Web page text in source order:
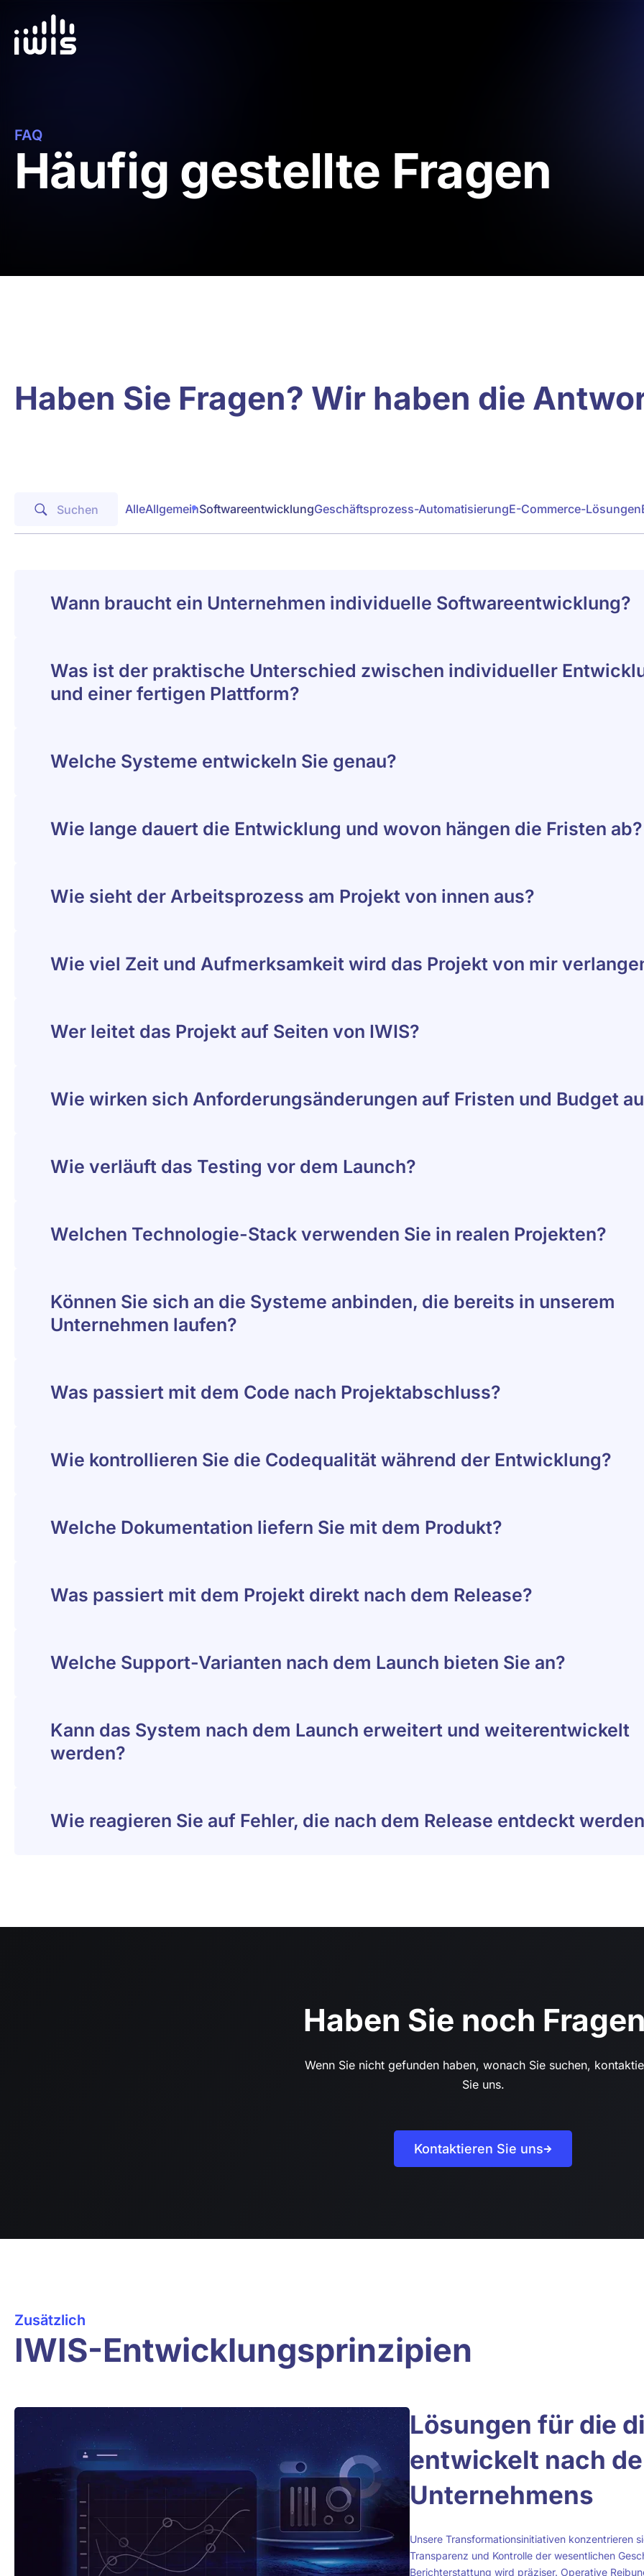
FAQ
Häufig gestellte Fragen
Haben Sie Fragen? Wir haben die
AlleAllgemeinSoftwareentwicklungGeschäftsprozess-AutomatisierungE-Commerce-Lösungen
Wann braucht ein Unternehmen individuelle Softwareentwicklung?
Was ist der praktische Unterschied zwischen individueller
und einer fertigen Plattform?
Welche Systeme entwickeln Sie genau?
Wie lange dauert die Entwicklung und wovon hängen die Fristen ab?
Wie sieht der Arbeitsprozess am Projekt von innen aus?
Wie viel Zeit und Aufmerksamkeit wird das Projekt von mir
Wer leitet das Projekt auf Seiten von IWIS?
Wie wirken sich Anforderungsänderungen auf Fristen und Budget
Wie verläuft das Testing vor dem Launch?
Welchen Technologie-Stack verwenden Sie in realen Projekten?
Können Sie sich an die Systeme anbinden, die bereits in unserem
Unternehmen laufen?
Was passiert mit dem Code nach Projektabschluss?
Wie kontrollieren Sie die Codequalität während der Entwicklung?
Welche Dokumentation liefern Sie mit dem Produkt?
Was passiert mit dem Projekt direkt nach dem Release?
Welche Support-Varianten nach dem Launch bieten Sie an?
Kann das System nach dem Launch erweitert und weiterentwickelt
werden?
Wie reagieren Sie auf Fehler, die nach dem Release entdeckt
Haben Sie noch
Wenn Sie nicht gefunden haben, wonach Sie suchen,
Sie uns.
Kontaktieren Sie uns
Zusätzlich
IWIS-Entwicklungsprinzipien
Lösungen für die
entwickelt nach
Unternehmens
Unsere Transformationsinitiativen konzentrieren
Transparenz und Kontrolle der wesentlichen
Berichterstattung wird präziser. Operative